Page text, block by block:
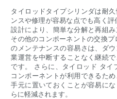
タイロッドタイプシリンダは耐
ンスや修理が容易な点でも高く
設計により、簡単な分解と再組
その他のコンポーネントの交換
のメンテナンスの容易さは、ダ
業運営を中断することなく継続
です。 さらに、タイロッド タイ
コンポーネントが利用できるた
手元に置いておくことが容易に
らに軽減されます。